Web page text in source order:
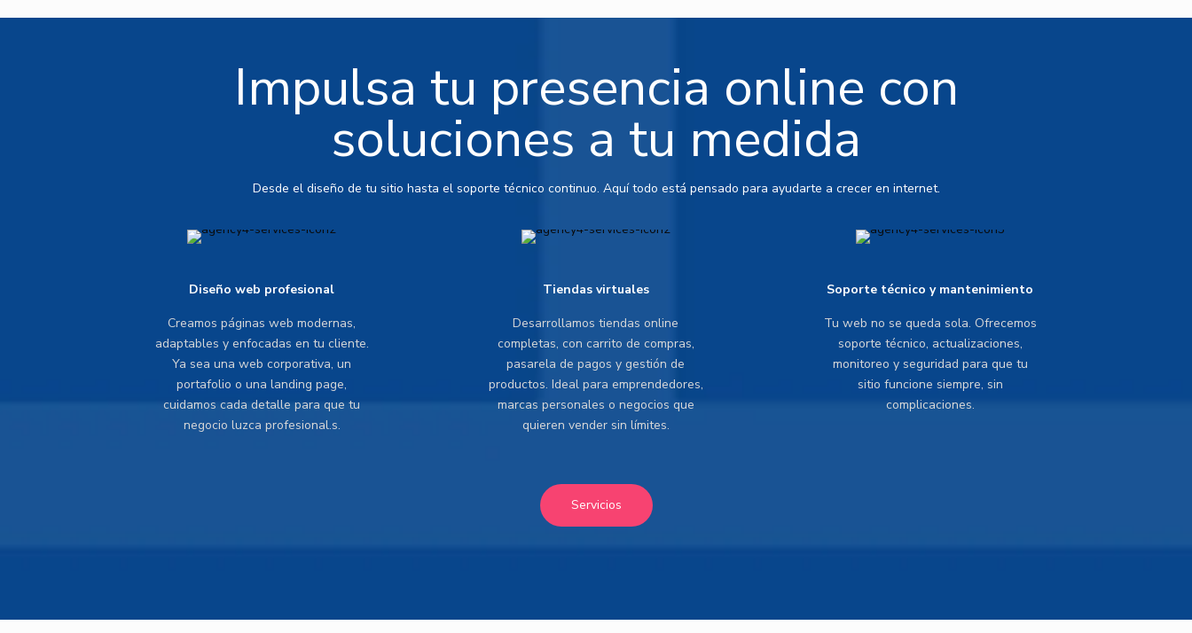
Impulsa tu presencia online con
soluciones a tu medida
Desde el diseño de tu sitio hasta el soporte técnico continuo. Aquí todo está pensado para ayudarte a crecer en internet.
Diseño web profesional
Creamos páginas web modernas,
adaptables y enfocadas en tu cliente.
Ya sea una web corporativa, un
portafolio o una landing page,
cuidamos cada detalle para que tu
negocio luzca profesional.s.
Tiendas virtuales
Desarrollamos tiendas online
completas, con carrito de compras,
pasarela de pagos y gestión de
productos. Ideal para emprendedores,
marcas personales o negocios que
quieren vender sin límites.
Soporte técnico y mantenimiento
Tu web no se queda sola. Ofrecemos
soporte técnico, actualizaciones,
monitoreo y seguridad para que tu
sitio funcione siempre, sin
complicaciones.
Servicios